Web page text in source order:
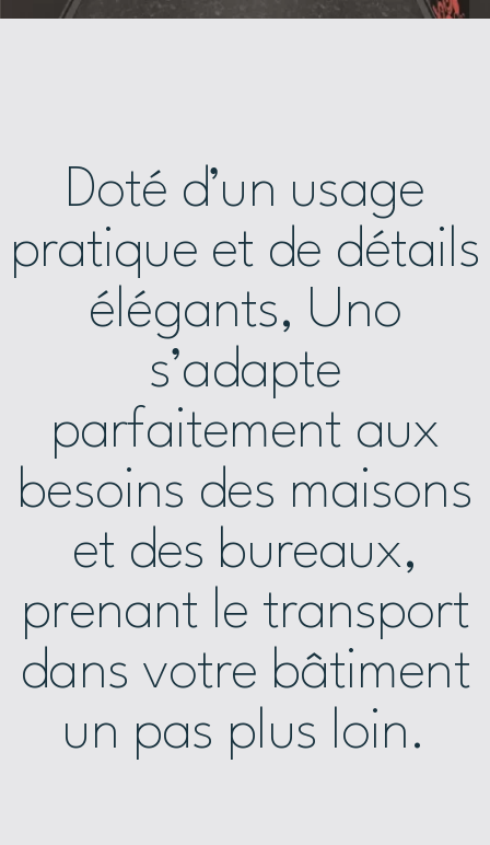
Doté d’un usage
pratique et de détails
élégants, Uno
s’adapte
parfaitement aux
besoins des maisons
et des bureaux,
prenant le transport
dans votre bâtiment
un pas plus loin.